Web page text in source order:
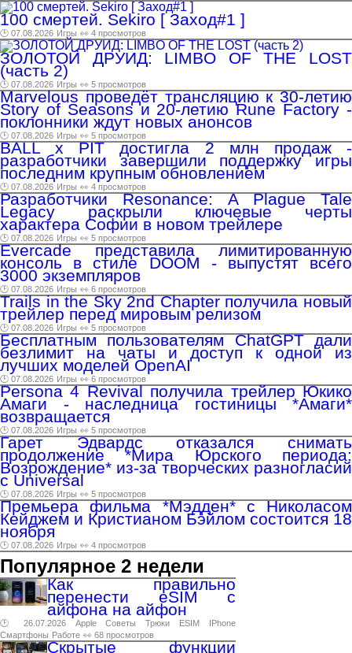
100 смертей. Sekiro [ Заход#1 ]
🕑 07.08.2026 Игры 👀 4 просмотров
ЗОЛОТОЙ ДРУИД: LIMBO OF THE LOST
(часть 2)
🕑 07.08.2026 Игры 👀 5 просмотров
Marvelous проведёт трансляцию к 30-летию
Story of Seasons и 20-летию Rune Factory -
поклонники ждут новых анонсов
🕑 07.08.2026 Игры 👀 5 просмотров
BALL x PIT достигла 2 млн продаж -
разработчики завершили поддержку игры
последним крупным обновлением
🕑 07.08.2026 Игры 👀 4 просмотров
Разработчики Resonance: A Plague Tale
Legacy раскрыли ключевые черты
характера Софии в новом трейлере
🕑 07.08.2026 Игры 👀 5 просмотров
Evercade представила лимитированную
консоль в стиле DOOM - выпустят всего
3000 экземпляров
🕑 07.08.2026 Игры 👀 6 просмотров
Trails in the Sky 2nd Chapter получила новый
трейлер перед мировым релизом
🕑 07.08.2026 Игры 👀 5 просмотров
Бесплатным пользователям ChatGPT дали
безлимит на чаты и доступ к одной из
лучших моделей OpenAI
🕑 07.08.2026 Игры 👀 6 просмотров
Persona 4 Revival получила трейлер Юкико
Амаги - наследница гостиницы *Амаги*
возвращается
🕑 07.08.2026 Игры 👀 5 просмотров
Гарет Эдвардс отказался снимать
продолжение *Мира Юрского периода:
Возрождение* из-за творческих разногласий
с Universal
🕑 07.08.2026 Игры 👀 5 просмотров
Премьера фильма *Мэдден* с Николасом
Кейджем и Кристианом Бэйлом состоится 18
ноября
🕑 07.08.2026 Игры 👀 4 просмотров
Популярное 2 недели
Как правильно
перенести eSIM с
айфона на айфон
🕑 26.07.2026 Apple Советы Трюки ESIM
IPhone
Смартфоны Работе 👀 68 просмотров
Скрытые функции